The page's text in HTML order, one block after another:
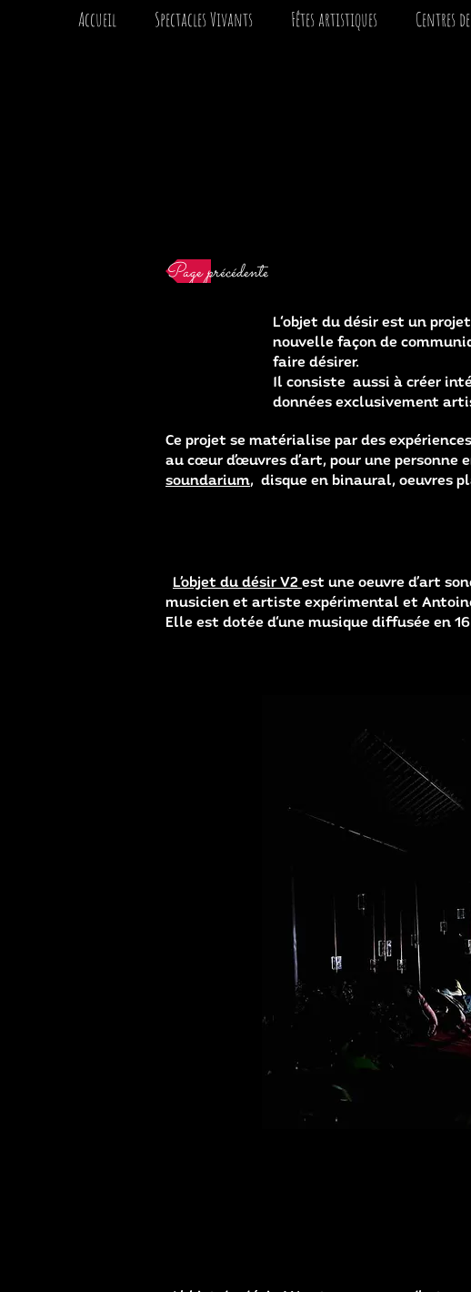
Accueil Spectacles Vivants Fêtes artistiques Centres
Page précédente
L'objet du désir est un
nouvelle façon de
faire désirer.
Il consiste aussi à créer
données exclusivement
Ce projet se matérialise par des
au cœur d’œuvres d’art, pour une
soundarium, disque en binaural, oeuvres
L’objet du désir V2 est une oeuvre d’art
musicien et artiste expérimental et
Elle est dotée d'une musique diffusée en